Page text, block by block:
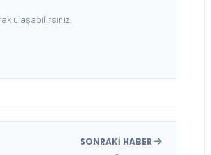
ulaşabilirsiniz.
SONRAKI HABER